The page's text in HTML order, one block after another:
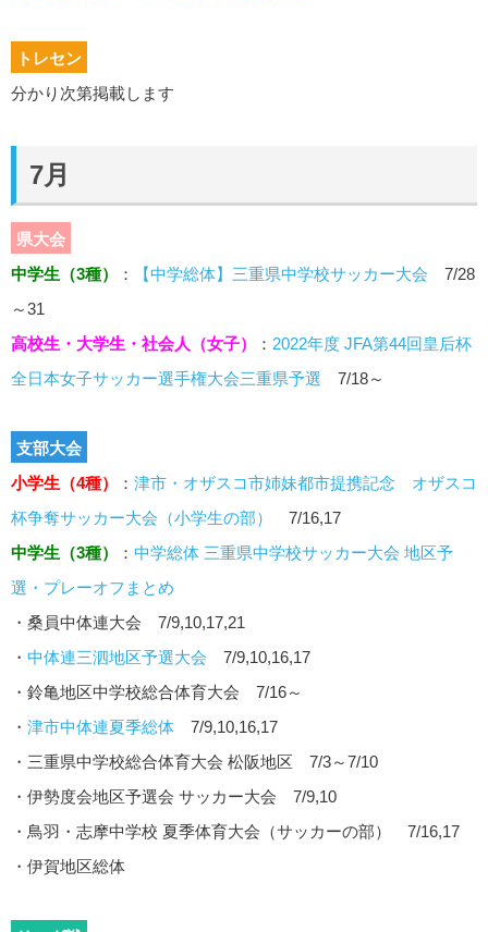
トレセン
分かり次第掲載します
7月
県大会
中学生（3種）
： 【中学総体】三重県中学校サッカー大会 7/28
～31
高校生・大学生・社会人（女子）
： 2022年度 JFA第44回皇后杯
全日本女子サッカー選手権大会三重県予選 7/18～
支部大会
小学生（4種）
： 津市・オザスコ市姉妹都市提携記念 オザスコ
杯争奪サッカー大会（小学生の部）
7/16,17
中学生（3種）
： 中学総体 三重県中学校サッカー大会 地区予
選・プレーオフまとめ
・桑員中体連大会 7/9,10,17,21
・ 中体連三泗地区予選大会 7/9,10,16,17
・鈴亀地区中学校総合体育大会 7/16～
・ 津市中体連夏季総体 7/9,10,16,17
・三重県中学校総合体育大会 松阪地区 7/3～7/10
・伊勢度会地区予選会 サッカー大会 7/9,10
・鳥羽・志摩中学校 夏季体育大会（サッカーの部） 7/16,17
・伊賀地区総体